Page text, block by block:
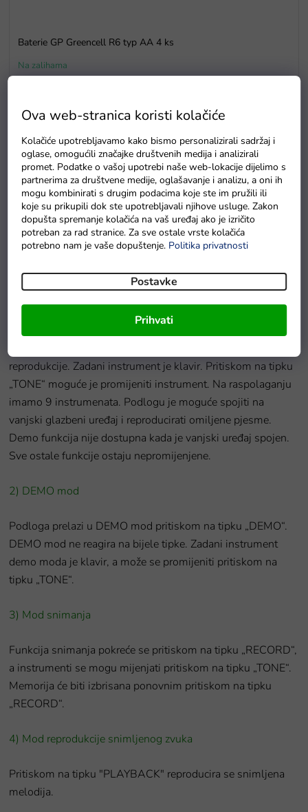
Ova web-stranica koristi kolačiće
Kolačiće upotrebljavamo kako bismo personalizirali sadržaj i
oglase, omogućili značajke društvenih medija i analizirali
promet. Podatke o vašoj upotrebi naše web-lokacije dijelimo s
partnerima za društvene medije, oglašavanje i analizu, a oni ih
mogu kombinirati s drugim podacima koje ste im pružili ili
koje su prikupili dok ste upotrebljavali njihove usluge. Zakon
dopušta spremanje kolačića na vaš uređaj ako je izričito
potreban za rad stranice. Za sve ostale vrste kolačića
potrebno nam je vaše dopuštenje. Politika privatnosti
Postavke
Prihvati
Baterie GP Greencell R6 typ AA 4 ks
Na zalihama
Detaljan opis proizvoda
Podloga za igru klaviru obliku klavira idealna je za djecu
koja vole kretanje, glazbu i izvrsnu zabavu. Kroz igru razvija
glazbene vještine, koordinaciju ruku i očiju. Igračka se sastoji
od podloge s glazbenim panelom na vrhu i MP3
kabela.Glazbeni panelima dva zvučnika, gumb za
glasnoću, MP3 ulaz i 5 tipki za odabir modusa: mod
mod reprodukcije, tonski mod.
1) Mod reprodukcije i zvuka:
reprodukcije. Zadani instrument je klavir. Pritiskom na tipku
„TONE“ moguće je promijeniti instrument. Na raspolaganju
imamo 9 instrumenata. Podlogu je moguće spojiti na
vanjski glazbeni uređaj i reproducirati omiljene pjesme.
Demo funkcija nije dostupna kada je vanjski uređaj spojen.
Sve ostale funkcije ostaju nepromijenjene.
2) DEMO mod
Podloga prelazi u DEMO mod pritiskom na tipku „DEMO“.
DEMO mod ne reagira na bijele tipke. Zadani instrument
demo moda je klavir, a može se promijeniti pritiskom na
tipku „TONE“.
3) Mod snimanja
Funkcija snimanja pokreće se pritiskom na tipku „RECORD“,
a instrumenti se mogu mijenjati pritiskom na tipku „TONE“.
Memorija će biti izbrisana ponovnim pritiskom na tipku
„RECORD“.
4) Mod reprodukcije snimljenog zvuka
Pritiskom na tipku "PLAYBACK" reproducira se snimljena
melodija.